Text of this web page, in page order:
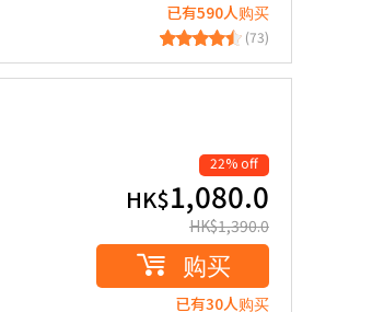
已有590人购买
(73)
22% off
HK$1,080.0
HK$1,390.0
购买
已有30人购买